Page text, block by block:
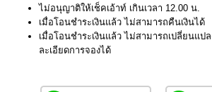
ไม่อนุญาติให้เช็คเอ้าท์ เกินเวลา 12.00 น.
เมื่อโอนชำระเงินแล้ว ไม่สามารถคืนเงินได้
เมื่อโอนชำระเงินแล้ว ไม่สามารถเปลี่ยนแป
ละเอียดการจองได้